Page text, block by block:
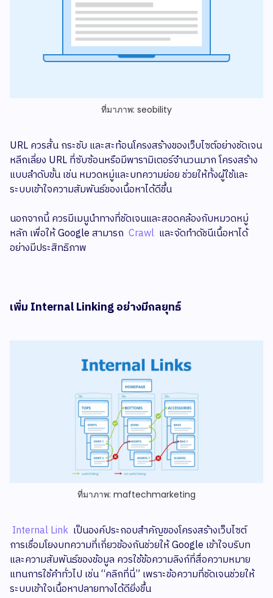
ที่มาภาพ: seobility
URL ควรสั้น กระชับ และสะท้อนโครงสร้างของเว็บไซต์อย่างชัดเจน
หลีกเลี่ยง URL ที่ซับซ้อนหรือมีพารามิเตอร์จำนวนมาก โครงสร้าง
แบบลำดับขั้น เช่น หมวดหมู่และบทความย่อย ช่วยให้ทั้งผู้ใช้และ
ระบบเข้าใจความสัมพันธ์ของเนื้อหาได้ดีขึ้น
นอกจากนี้ ควรมีเมนูนำทางที่ชัดเจนและสอดคล้องกับหมวดหมู่
หลัก เพื่อให้ Google สามารถ Crawl และจัดทำดัชนีเนื้อหาได้
อย่างมีประสิทธิภาพ
เพิ่ม Internal Linking อย่างมีกลยุทธ์
ที่มาภาพ: maftechmarketing
Internal Link เป็นองค์ประกอบสำคัญของโครงสร้างเว็บไซต์
การเชื่อมโยงบทความที่เกี่ยวข้องกันช่วยให้ Google เข้าใจบริบท
และความสัมพันธ์ของข้อมูล ควรใช้ข้อความลิงก์ที่สื่อความหมาย
แทนการใช้คำทั่วไป เช่น “คลิกที่นี่” เพราะข้อความที่ชัดเจนช่วยให้
ระบบเข้าใจเนื้อหาปลายทางได้ดียิ่งขึ้น